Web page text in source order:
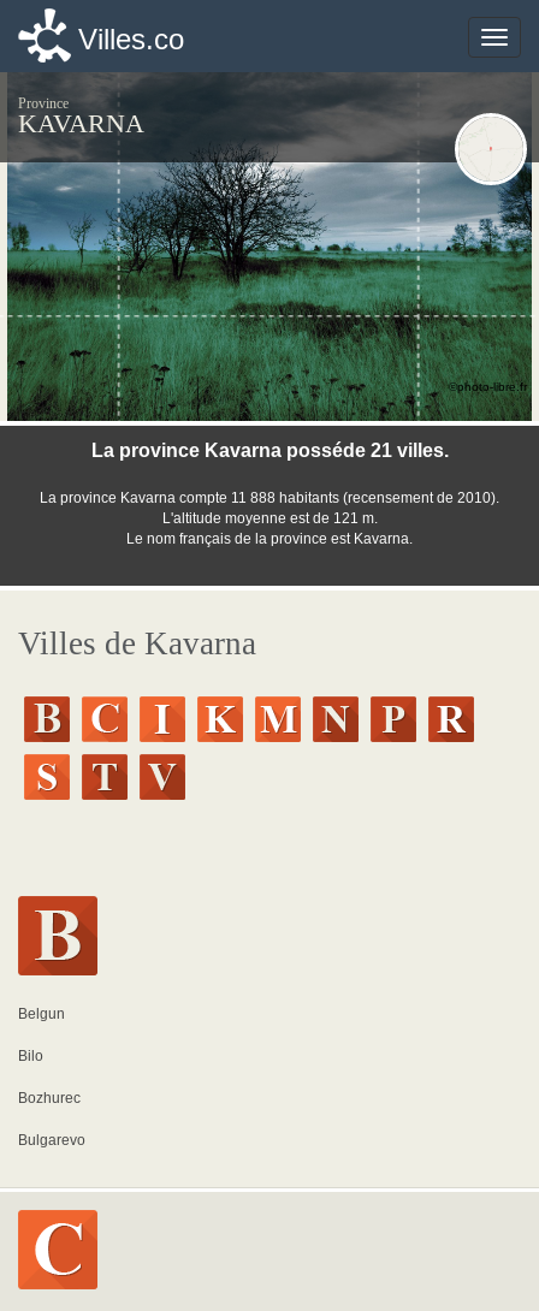
Toggle
Villes.co
Province
KAVARNA
La province Kavarna posséde 21 villes.
La province Kavarna compte 11 888 habitants (recensement de 2010).
L'altitude moyenne est de 121 m.
Le nom français de la province est Kavarna.
©photo-libre.fr
Villes de Kavarna
Belgun
Bilo
Bozhurec
Bulgarevo
Toggle
Villes.co